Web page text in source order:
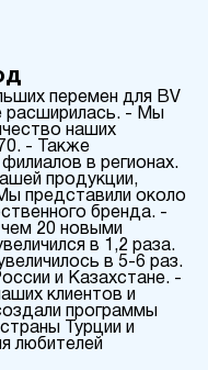
перемен для BV
расширилась. - Мы
наших
- Также
в регионах.
продукции,
представили около
бренда. -
чем 20 новыми
в 1,2 раза.
в 5-6 раз.
и Казахстане. -
клиентов и
программы
Турции и
любителей